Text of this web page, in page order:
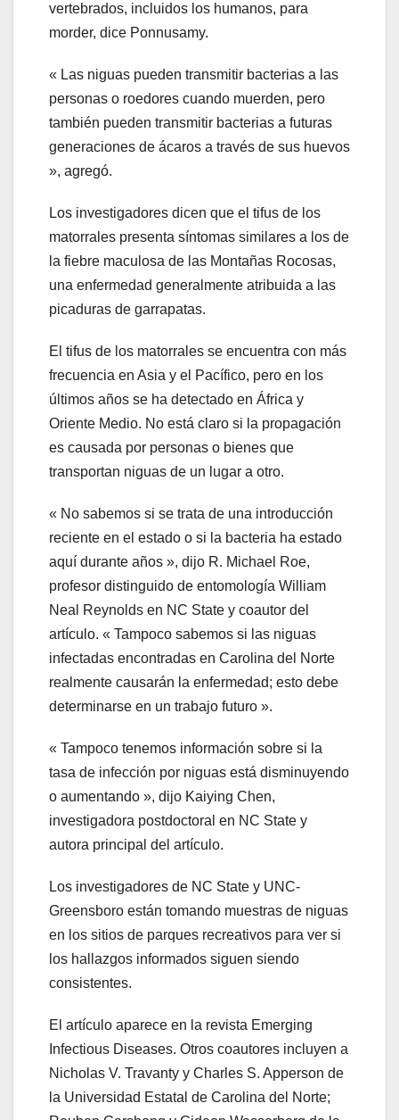
vertebrados, incluidos los humanos, para
morder, dice Ponnusamy.
« Las niguas pueden transmitir bacterias a las
personas o roedores cuando muerden, pero
también pueden transmitir bacterias a futuras
generaciones de ácaros a través de sus huevos
», agregó.
Los investigadores dicen que el tifus de los
matorrales presenta síntomas similares a los de
la fiebre maculosa de las Montañas Rocosas,
una enfermedad generalmente atribuida a las
picaduras de garrapatas.
El tifus de los matorrales se encuentra con más
frecuencia en Asia y el Pacífico, pero en los
últimos años se ha detectado en África y
Oriente Medio. No está claro si la propagación
es causada por personas o bienes que
transportan niguas de un lugar a otro.
« No sabemos si se trata de una introducción
reciente en el estado o si la bacteria ha estado
aquí durante años », dijo R. Michael Roe,
profesor distinguido de entomología William
Neal Reynolds en NC State y coautor del
artículo. « Tampoco sabemos si las niguas
infectadas encontradas en Carolina del Norte
realmente causarán la enfermedad; esto debe
determinarse en un trabajo futuro ».
« Tampoco tenemos información sobre si la
tasa de infección por niguas está disminuyendo
o aumentando », dijo Kaiying Chen,
investigadora postdoctoral en NC State y
autora principal del artículo.
Los investigadores de NC State y UNC-
Greensboro están tomando muestras de niguas
en los sitios de parques recreativos para ver si
los hallazgos informados siguen siendo
consistentes.
El artículo aparece en la revista Emerging
Infectious Diseases. Otros coautores incluyen a
Nicholas V. Travanty y Charles S. Apperson de
la Universidad Estatal de Carolina del Norte;